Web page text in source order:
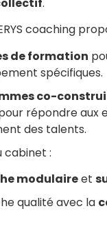
coaching
de formation
spécifiques.
co-
répondre aux
des talents.
cabinet :
modulaireet
qualité avec la